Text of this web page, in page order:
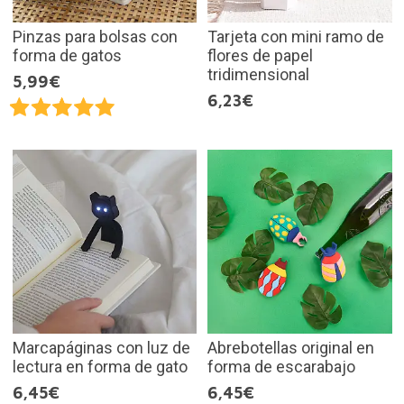
Pinzas para bolsas con
forma de gatos
5,99€
Tarjeta con mini ramo de
flores de papel
tridimensional
6,23€
Marcapáginas con luz de
lectura en forma de gato
6,45€
Abrebotellas original en
forma de escarabajo
6,45€